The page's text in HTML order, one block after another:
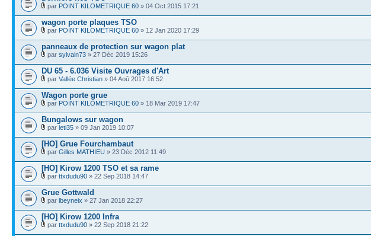
par POINT KILOMETRIQUE 60 » 04 Oct 2015 17:21
wagon porte plaques TSO
par POINT KILOMETRIQUE 60 » 12 Jan 2020 17:29
panneaux de protection sur wagon plat
par sylvain73 » 27 Déc 2019 15:26
DU 65 - 6.036 Visite Ouvrages d'Art
par Vallée Christian » 04 Aoû 2017 16:52
Wagon porte grue
par POINT KILOMETRIQUE 60 » 18 Mar 2019 17:47
Bungalows sur wagon
par leti35 » 09 Jan 2019 10:07
[HO] Grue Fourchambaut
par Gilles MATHIEU » 23 Déc 2012 11:49
[HO] Kirow 1200 TSO et sa rame
par ttxdudu90 » 22 Sep 2018 14:47
Grue Gottwald
par lbeyneix » 27 Jan 2018 22:27
[HO] Kirow 1200 Infra
par ttxdudu90 » 22 Sep 2018 21:22